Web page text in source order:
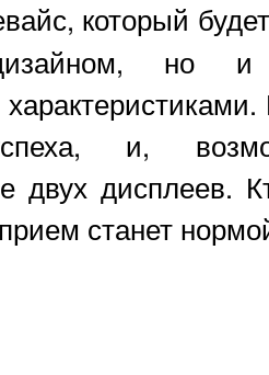
который
но и
и,
двух дисплеев.
прием станет